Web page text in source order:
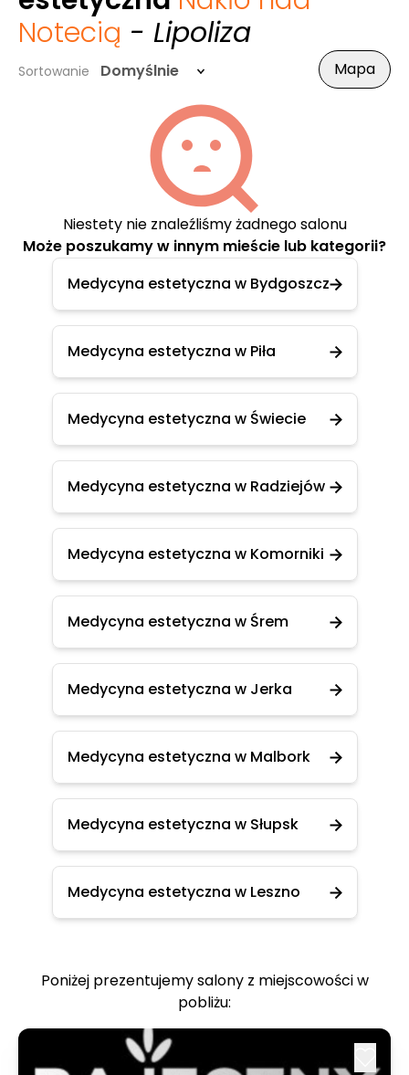
Notecią - Lipoliza
Sortowanie Domyślnie Mapa
Niestety nie znaleźliśmy żadnego salonu
Może poszukamy w innym mieście lub kategorii?
Medycyna estetyczna w Bydgoszcz
Medycyna estetyczna w Piła
Medycyna estetyczna w Świecie
Medycyna estetyczna w Radziejów
Medycyna estetyczna w Komorniki
Medycyna estetyczna w Śrem
Medycyna estetyczna w Jerka
Medycyna estetyczna w Malbork
Medycyna estetyczna w Słupsk
Medycyna estetyczna w Leszno
Poniżej prezentujemy salony z miejscowości w
pobliżu: